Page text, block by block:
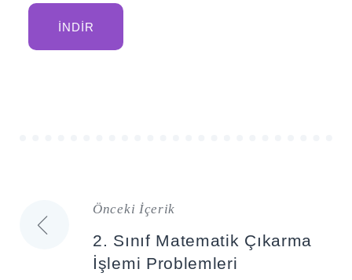
İNDIR
Yazı
gezinmesi
Önceki İçerik
2. Sınıf Matematik Çıkarma
İşlemi Problemleri